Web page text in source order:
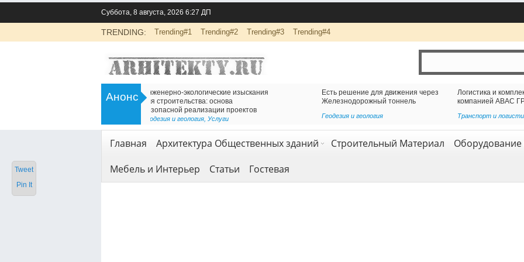
Суббота, 8 августа, 2026 6:27 ДП
TRENDING: Trending#1 Trending#2 Trending#3 Trending#4
Анонс
Инженерно-экологические изыскания
Есть решение для движения через
Железнодорожный тоннель
Геодезия и геология
Логистика и комплексная перевозка грузов с
компанией АВАС ГРУПП
Транспорт и логистика
Главная Архитектура Общественных зданий Строительный Материал
Оборудование
Мебель и Интерьер
Статьи Гостевая
Tweet
Pin It